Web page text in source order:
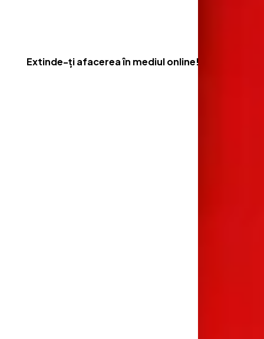
Extinde-ți afacerea în mediul online!
Extinde-ți afacerea în mediul online!